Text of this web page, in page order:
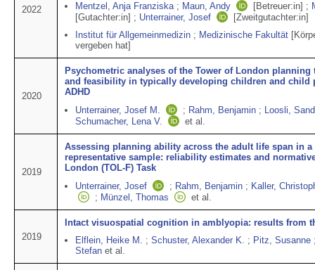
2022
Mentzel, Anja Franziska ; Maun, Andy [Betreuer:in] ;
[Gutachter:in] ; Unterrainer, Josef
[Zweitgutachter:in]
Institut für Allgemeinmedizin ; Medizinische Fakultät
vergeben hat]
2020
Psychometric analyses of the Tower of London
and feasibility in typically developing children and child
ADHD
Unterrainer, Josef M.
; Rahm, Benjamin ; Loosli,
Schumacher, Lena V.
et al.
2019
Assessing planning ability across the adult life span in
representative sample: reliability estimates and
London (TOL-F) Task
Unterrainer, Josef
; Rahm, Benjamin ; Kaller,
; Münzel, Thomas et al.
2019
Intact visuospatial cognition in amblyopia: results from
Elflein, Heike M. ; Schuster, Alexander K. ; Pitz, Susanne
Stefan et al.